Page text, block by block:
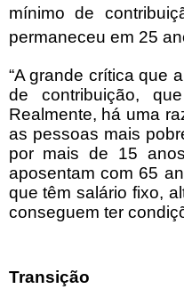
mínimo de
permaneceu em 25
“A grande crítica que
de contribuição,
Realmente, há uma
as pessoas mais
por mais de 15
aposentam com 65
que têm salário fixo,
conseguem ter
Transição